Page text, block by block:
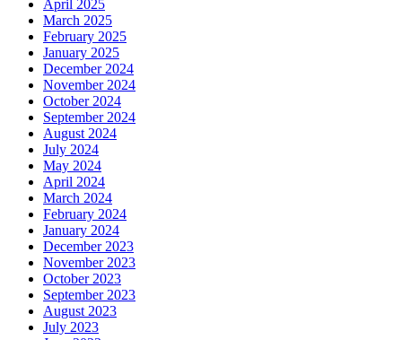
April 2025
March 2025
February 2025
January 2025
December 2024
November 2024
October 2024
September 2024
August 2024
July 2024
May 2024
April 2024
March 2024
February 2024
January 2024
December 2023
November 2023
October 2023
September 2023
August 2023
July 2023